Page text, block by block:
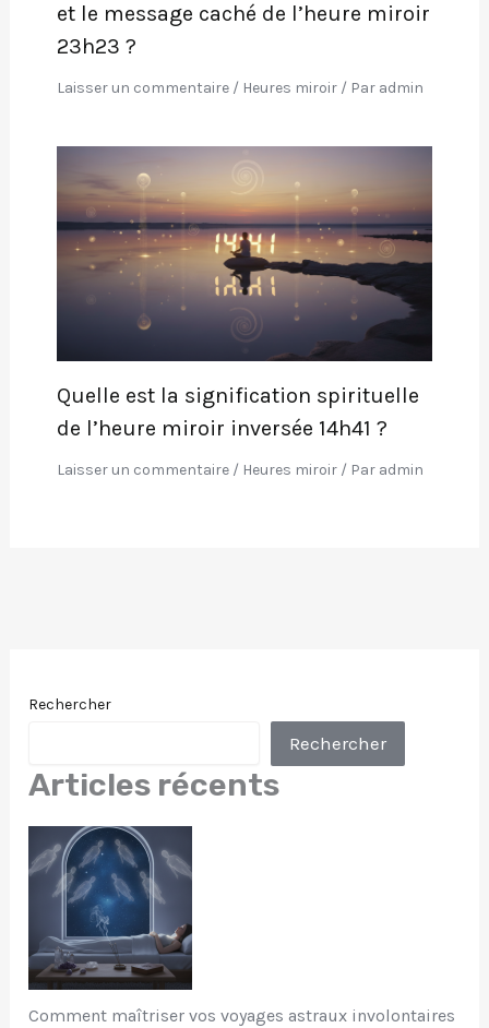
Rechercher
Rechercher
Articles récents
Comment maîtriser vos voyages astraux involontaires
et le message caché de l’heure miroir
23h23 ?
Laisser un commentaire / Heures miroir/ Par admin
Quelle est la signification spirituelle
de l’heure miroir inversée 14h41 ?
Laisser un commentaire / Heures miroir/ Par admin